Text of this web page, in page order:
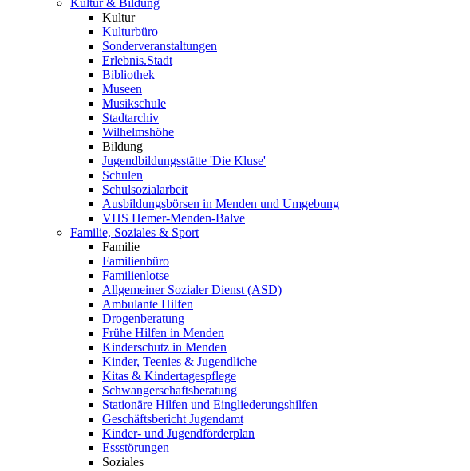
Kultur & Bildung
Kultur
Kulturbüro
Sonderveranstaltungen
Erlebnis.Stadt
Bibliothek
Museen
Musikschule
Stadtarchiv
Wilhelmshöhe
Bildung
Jugendbildungsstätte 'Die Kluse'
Schulen
Schulsozialarbeit
Ausbildungsbörsen in Menden und Umgebung
VHS Hemer-Menden-Balve
Familie, Soziales & Sport
Familie
Familienbüro
Familienlotse
Allgemeiner Sozialer Dienst (ASD)
Ambulante Hilfen
Drogenberatung
Frühe Hilfen in Menden
Kinderschutz in Menden
Kinder, Teenies & Jugendliche
Kitas & Kindertagespflege
Schwangerschaftsberatung
Stationäre Hilfen und Eingliederungshilfen
Geschäftsbericht Jugendamt
Kinder- und Jugendförderplan
Essstörungen
Soziales